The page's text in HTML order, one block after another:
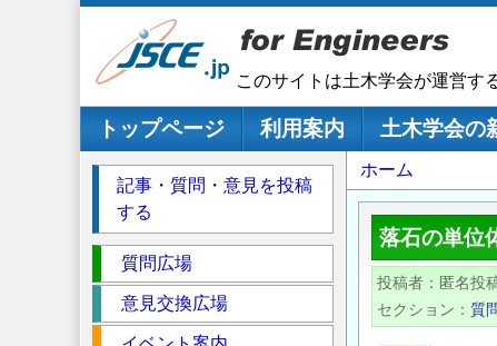
このサイトは土木学会が運営す
メインナビゲーション
トップページ 利用案内 土木学会の
パ
ン
く
ず
ホーム
落石の単位
投稿者 匿名投
セクション
質
記事・質問・意見を投稿
する
ク
シ
質問広場
意見交換広場